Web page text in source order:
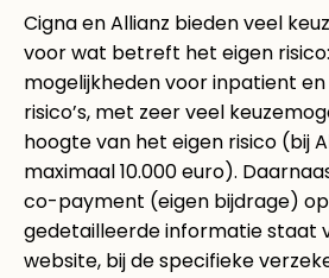
Cigna en Allianz bieden veel
voor wat betreft het eigen
mogelijkheden voor inpatient
risico’s, met zeer veel
hoogte van het eigen risico (bij
maximaal 10.000 euro).
co-payment (eigen bijdrage)
gedetailleerde informatie staat
website, bij de specifieke